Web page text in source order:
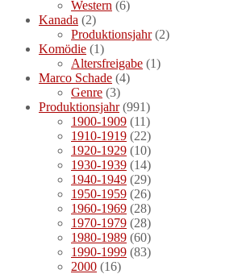
Western (6)
Kanada (2)
Produktionsjahr(2)
Komödie (1)
Altersfreigabe (1)
Marco Schade (4)
Genre (3)
Produktionsjahr(991)
1900-1909 (11)
1910-1919 (22)
1920-1929 (10)
1930-1939 (14)
1940-1949 (29)
1950-1959 (26)
1960-1969 (28)
1970-1979 (28)
1980-1989 (60)
1990-1999 (83)
2000 (16)